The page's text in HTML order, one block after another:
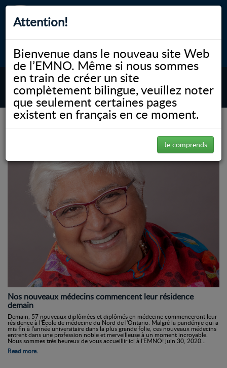
Attention!
Bienvenue dans le nouveau site Web
de l’EMNO. Même si nous sommes
en train de créer un site
complètement bilingue, veuillez noter
que seulement certaines pages
existent en français en ce moment.
Je comprends
myNOSM Accessibilité A- A+ English
MENU
NOSM.ca (Page 28)
Nos nouveaux médecins commencent leur résidence
demain
Demain, 57 nouveaux diplômées et diplômés en médecine commenceront leur
résidence à l'École de médecine du Nord de l'Ontario. Malgré la pandémie qui a
mis fin à l'année universitaire dans la plus grande folie, ces nouveaux médecins
entrent dans une profession noble et merveilleuse à un moment incroyable.
Nous sommes très heureux de vous accueillir ici à l'EMNO! juin 30, 2020...
Read more.